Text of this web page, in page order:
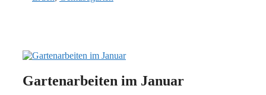
Gartenarbeiten im Januar